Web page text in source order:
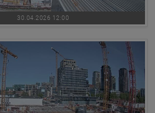
30.04.2026 12:00